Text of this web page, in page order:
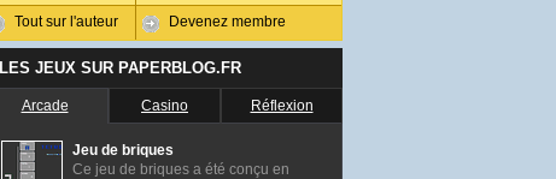
Tout sur l'auteur Devenez membre
LES JEUX SUR PAPERBLOG.FR
Arcade Casino Réflexion
Jeu de briques
Ce jeu de briques a été conçu en